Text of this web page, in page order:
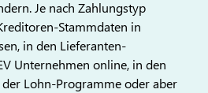
Je nach Zahlungstyp
Stammdaten in
in den Lieferanten-
Unternehmen online, in den
Lohn-Programme oder aber